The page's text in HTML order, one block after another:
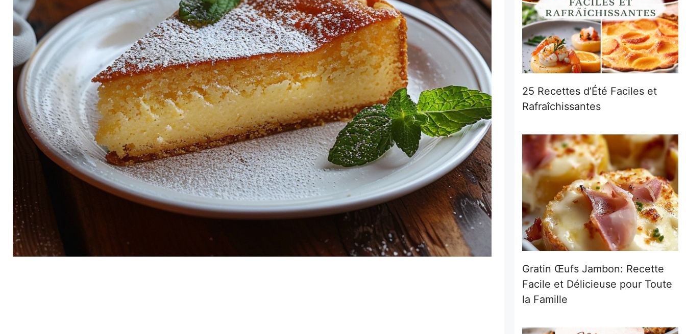
25 Recettes d’Été Faciles et
Rafraîchissantes
Gratin Œufs Jambon: Recette
Facile et Délicieuse pour Toute
la Famille